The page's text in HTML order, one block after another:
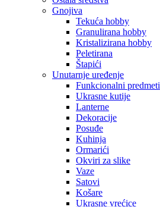
Gnojiva
Tekuća hobby
Granulirana hobby
Kristalizirana hobby
Peletirana
Štapići
Unutarnje uređenje
Funkcionalni predmeti
Ukrasne kutije
Lanterne
Dekoracije
Posuđe
Kuhinja
Ormarići
Okviri za slike
Vaze
Satovi
Košare
Ukrasne vrećice